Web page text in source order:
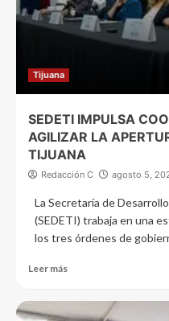
Tijuana
SEDETI IMPULSA
AGILIZAR LA
TIJUANA
Redacción C agosto 5,
La Secretaría de
(SEDETI) trabaja en una
los tres órdenes de
Leer más